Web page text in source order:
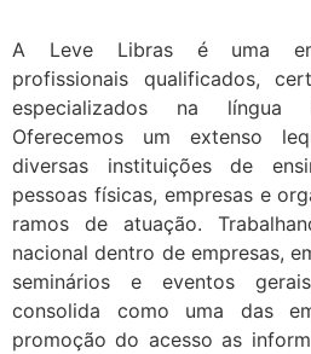
A Leve Libras é uma
profissionais qualificados,
especializados na língua
Oferecemos um extenso
diversas instituições de
pessoas físicas, empresas e
ramos de atuação.
nacional dentro de empresas,
seminários e eventos
consolida como uma das
promoção do acesso as